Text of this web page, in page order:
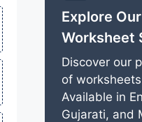
Explore
Worksheet
Discover our
of
Available in
Gujarati, and